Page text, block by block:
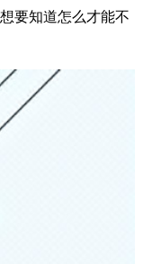
要知道怎么才能不